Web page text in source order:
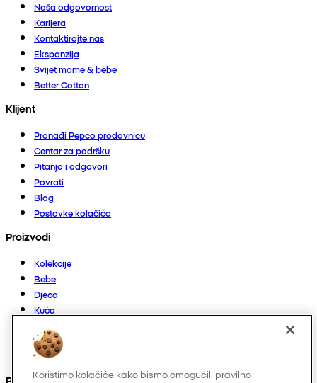
Naša odgovornost
Karijera
Kontaktirajte nas
Ekspanzija
Svijet mame & bebe
Better Cotton
Klijent
Pronađi Pepco prodavnicu
Centar za podršku
Pitanja i odgovori
Povrati
Blog
Postavke kolačića
Proizvodi
Kolekcije
Bebe
Djeca
Kuća
Muškarci
Ostalo
Koristimo kolačiće kako bismo omogućili pravilno